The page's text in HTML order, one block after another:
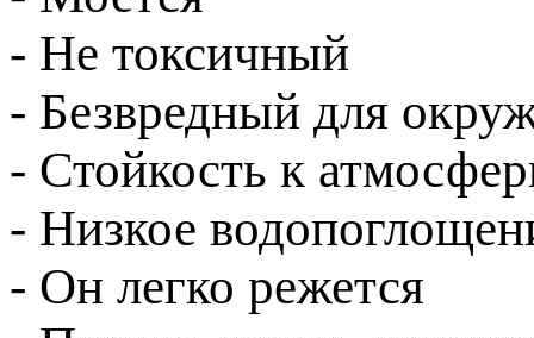
- Не токсичный
- Безвредный для
- Стойкость к
- Низкое
- Он легко режется